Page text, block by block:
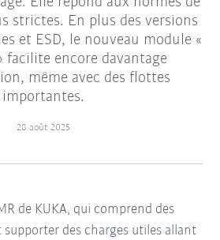
strictes. En plus des versions
et ESD, le nouveau module «
facilite encore davantage
même avec des flottes
importantes.
28 août 2025
de KUKA, qui comprend des
des charges utiles allant